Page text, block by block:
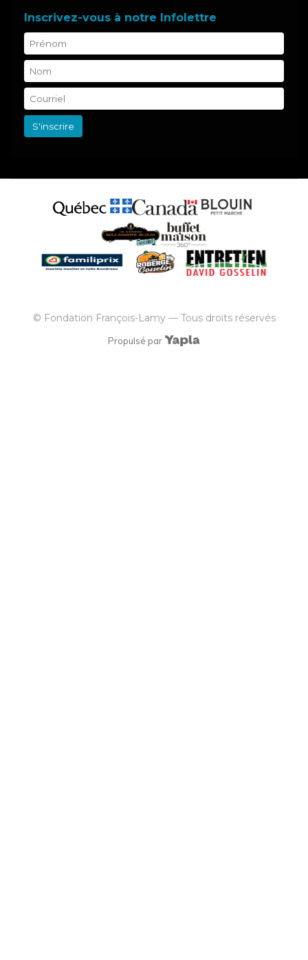
© Fondation François-Lamy — Tous droits réservés
Propulsé par